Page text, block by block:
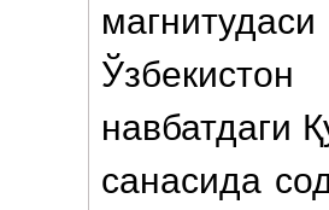
навбатдаги
санасида